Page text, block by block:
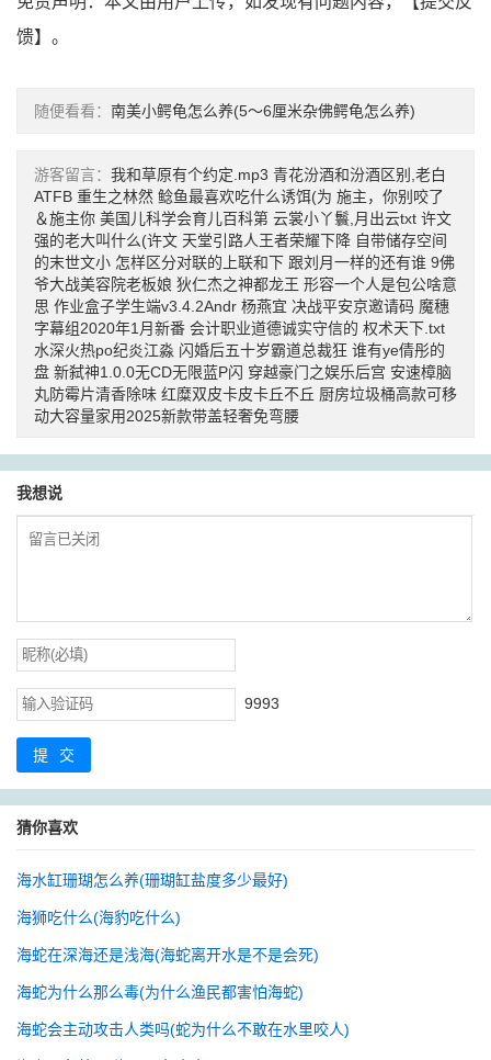
馈】。
随便看看： 南美小鳄龟怎么养(5～6厘米杂佛鳄龟怎么养)
游客留言： 我和草原有个约定.mp3 青花汾酒和汾酒区别,老白
ATFB 重生之林然 鲶鱼最喜欢吃什么诱饵(为 施主，你别咬了
＆施主你 美国儿科学会育儿百科第 云裳小丫鬟,月出云txt 许文
强的老大叫什么(许文 天堂引路人王者荣耀下降 自带储存空间
的末世文小 怎样区分对联的上联和下 跟刘月一样的还有谁 9佛
爷大战美容院老板娘 狄仁杰之神都龙王 形容一个人是包公啥意
思 作业盒子学生端v3.4.2Andr 杨燕宜 决战平安京邀请码 魔穗
字幕组2020年1月新番 会计职业道德诚实守信的 权术天下.txt
水深火热po纪炎江淼 闪婚后五十岁霸道总裁狂 谁有ye倩彤的
盘 新弑神1.0.0无CD无限蓝P闪 穿越豪门之娱乐后宫 安速樟脑
丸防霉片清香除味 红糜双皮卡皮卡丘不丘 厨房垃圾桶高款可移
动大容量家用2025新款带盖轻奢免弯腰
我想说
9993
提交
猜你喜欢
海水缸珊瑚怎么养(珊瑚缸盐度多少最好)
海狮吃什么(海豹吃什么)
海蛇在深海还是浅海(海蛇离开水是不是会死)
海蛇为什么那么毒(为什么渔民都害怕海蛇)
海蛇会主动攻击人类吗(蛇为什么不敢在水里咬人)